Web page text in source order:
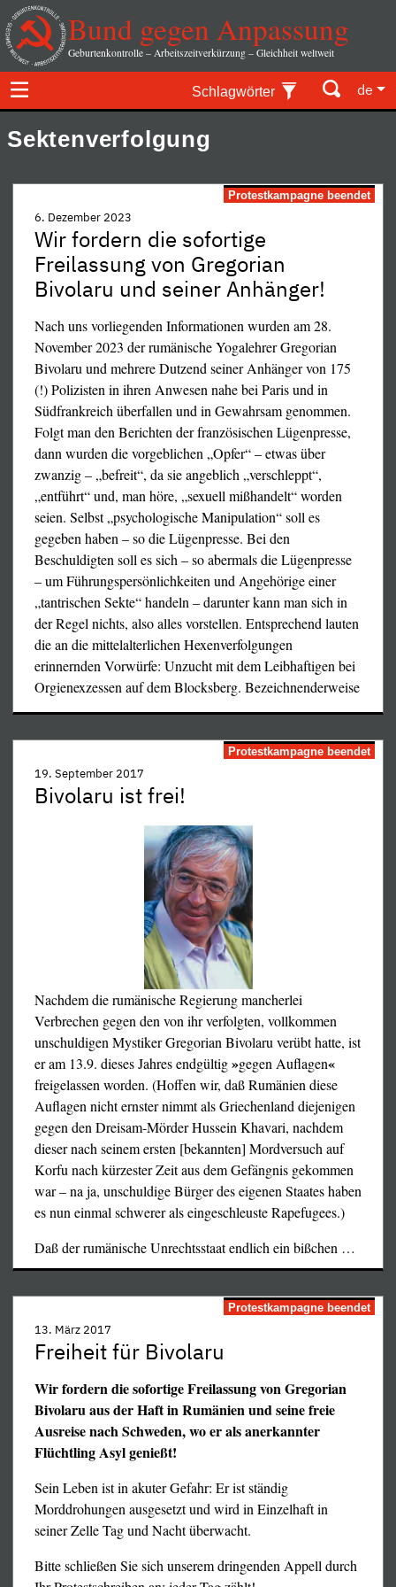
Bund gegen Anpassung
Geburtenkontrolle – Arbeitszeitverkürzung – Gleichheit weltweit
Schlagwörter de
Sektenverfolgung
Protestkampagne beendet
6. Dezember 2023
Wir fordern die sofortige
Freilassung von Gregorian
Bivolaru und seiner Anhänger!
Nach uns vorliegenden Informationen wurden am 28.
November 2023 der rumänische Yogalehrer Gregorian
Bivolaru und mehrere Dutzend seiner Anhänger von 175
(!) Polizisten in ihren Anwesen nahe bei Paris und in
Südfrankreich überfallen und in Gewahrsam genommen.
Folgt man den Berichten der französischen Lügenpresse,
dann wurden die vorgeblichen „Opfer“ – etwas über
zwanzig – „befreit“, da sie angeblich „verschleppt“,
„entführt“ und, man höre, „sexuell mißhandelt“ worden
seien. Selbst „psychologische Manipulation“ soll es
gegeben haben – so die Lügenpresse. Bei den
Beschuldigten soll es sich – so abermals die Lügenpresse
– um Führungspersönlichkeiten und Angehörige einer
„tantrischen Sekte“ handeln – darunter kann man sich in
der Regel nichts, also alles vorstellen. Entsprechend lauten
die an die mittelalterlichen Hexenverfolgungen
erinnernden Vorwürfe: Unzucht mit dem Leibhaftigen bei
Orgienexzessen auf dem Blocksberg. Bezeichnenderweise
…
konnten die angeblichen „Opfer“ zu keiner dieser
abstrusen Beschuldigungen erpreßt werden, die
Beschuldigten ohnehin nicht.
Wir erkennen in diesen skandalösen Vorgängen ein
miserables Remake der Verfolgung von Bivolarus
Religionsgemeinschaft in Rumänien im Jahre 2004 (siehe
unsere Berichterstattung in den Ketzerbriefen Nr. 206
200,198,181,130,128wie auch unseren
Protestaufruf
vom März 2017und unserenKommentar vom Juli 2016
haben sich – in teils jahrelang verschleppten Prozessen –
als gegenstandslos
Gesetzesbrüche wurden auch jetzt von den staatlichen
Erpressung, lügenhafte Falschbeschuldigung. Nachdem
die angeblichen „Opfer“ sich nicht „kooperativ“ gezeigt
hatten, wurden sie ohne die beschlagnahmten Telefone
und Bargeld auf die Straße gesetzt. Nun ja, die Nazis
hätten sie in „Schutzhaft“ behalten, wie jetzt die fälschlich
Beschuldigten.
Die Erklärung der authentischen Menschen- und
Bürgerrechte als unmittelbare Folge der Französischen
Revolution bestanden im Kern in der Gewährung der
Protestkampagne beendet
19. September 2017
Bivolaru ist frei!
Nachdem die rumänische Regierung mancherlei
Verbrechen gegen den von ihr verfolgten, vollkommen
unschuldigen Mystiker Gregorian Bivolaru verübt hatte, ist
er am 13.9. dieses Jahres endgültig»gegen Auflagen«
freigelassen worden. (Hoffen wir, daß Rumänien diese
Auflagen nicht ernster nimmt als Griechenland diejenigen
gegen den Dreisam-Mörder Hussein Khavari, nachdem
dieser nach seinem ersten [bekannten] Mordversuch auf
Korfu nach kürzester Zeit aus dem Gefängnis gekommen
war – na ja, unschuldige Bürger des eigenen Staates haben
es nun einmal schwerer als eingeschleuste Rapefugees.)
Daß der rumänische Unrechtsstaat endlich ein bißchen …
Protestkampagne beendet
13. März 2017
Freiheit für Bivolaru
Wir fordern die sofortige Freilassung von Gregorian
Bivolaru aus der Haft in Rumänien und seine freie
Ausreise nach Schweden, wo er als anerkannter
Flüchtling Asyl genießt!
Sein Leben ist in akuter Gefahr: Er ist ständig
Morddrohungen ausgesetzt und wird in Einzelhaft in
seiner Zelle Tag und Nacht überwacht.
Bitte schließen Sie sich unserem dringenden Appell durch